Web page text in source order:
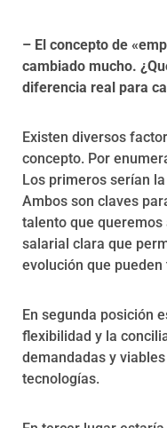
– El concepto de
cambiado mucho.
diferencia real para
Existen diversos
concepto. Por
Los primeros serían
Ambos son claves
talento que
salarial clara que
evolución que
En segunda posición
flexibilidad y la
demandadas y
tecnologías.